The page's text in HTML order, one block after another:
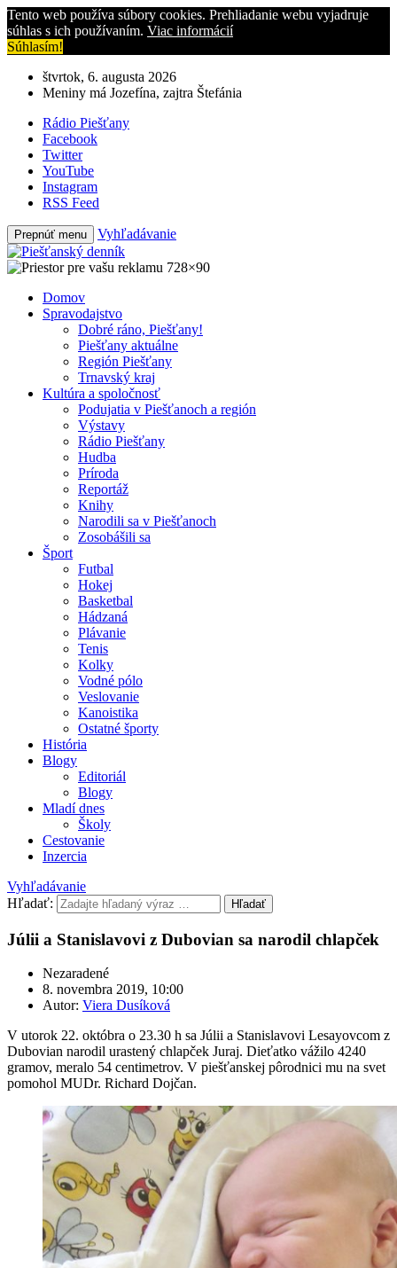
Tento web používa súbory cookies. Prehliadanie webu vyjadruje
súhlas s ich používaním. Viac informácií
Súhlasím!
štvrtok, 6. augusta 2026
Meniny má Jozefína, zajtra Štefánia
Rádio Piešťany
Facebook
Twitter
YouTube
Instagram
RSS Feed
Prepnúť menu Vyhľadávanie
Domov
Spravodajstvo
Dobré ráno, Piešťany!
Piešťany aktuálne
Región Piešťany
Trnavský kraj
Kultúra a spoločnosť
Podujatia v Piešťanoch a región
Výstavy
Rádio Piešťany
Hudba
Príroda
Reportáž
Knihy
Narodili sa v Piešťanoch
Zosobášili sa
Šport
Futbal
Hokej
Basketbal
Hádzaná
Plávanie
Tenis
Kolky
Vodné pólo
Veslovanie
Kanoistika
Ostatné športy
História
Blogy
Editoriál
Blogy
Mladí dnes
Školy
Cestovanie
Inzercia
Vyhľadávanie
Hľadať:
Hľadať
Júlii a Stanislavovi z Dubovian sa narodil chlapček
Nezaradené
8. novembra 2019, 10:00
Autor: Viera Dusíková
V utorok 22. októbra o 23.30 h sa Júlii a Stanislavovi Lesayovcom z
Dubovian narodil urastený chlapček Juraj. Dieťatko vážilo 4240
gramov, meralo 54 centimetrov. V piešťanskej pôrodnici mu na svet
pomohol MUDr. Richard Dojčan.